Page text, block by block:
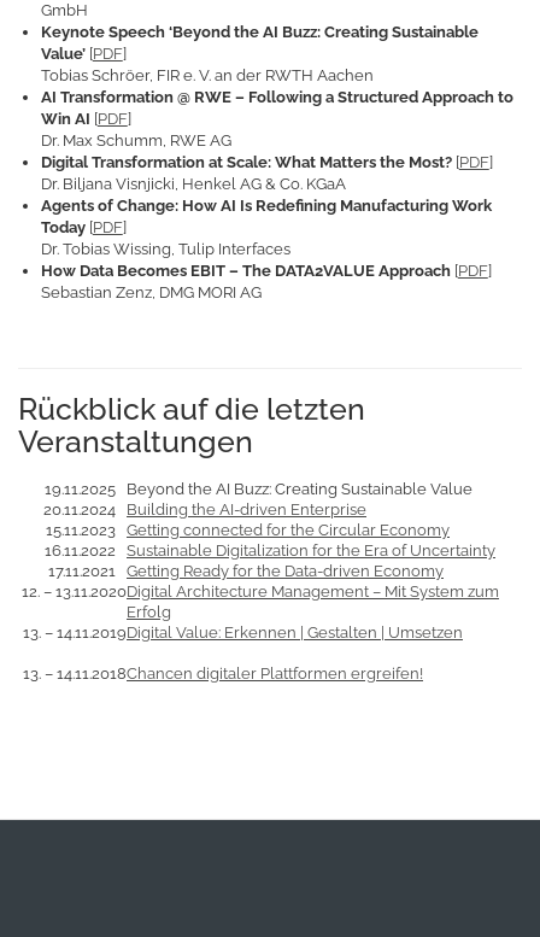
GmbH
Keynote Speech ‘Beyond the AI Buzz: Creating Sustainable
Value’[PDF]
Tobias Schröer, FIR e. V. an der RWTH Aachen
AI Transformation @ RWE – Following a Structured Approach to
Win AI [PDF]
Dr. Max Schumm, RWE AG
Digital Transformation at Scale: What Matters the Most?[PDF]
Dr. Biljana Visnjicki, Henkel AG & Co. KGaA
Agents of Change: How AI Is Redefining Manufacturing Work
Today[PDF]
Dr. Tobias Wissing, Tulip Interfaces
How Data Becomes EBIT – The DATA2VALUE Approach[PDF]
Sebastian Zenz, DMG MORI AG
Rückblick auf die letzten
Veranstaltungen
19.11.2025 Beyond the AI Buzz: Creating Sustainable Value
20.11.2024 Building the AI-driven Enterprise
15.11.2023 Getting connected for the Circular Economy
16.11.2022 Sustainable Digitalization for the Era of Uncertainty
17.11.2021 Getting Ready for the Data-driven Economy
12. – 13.11.2020Digital Architecture Management – Mit System zum
Erfolg
13. – 14.11.2019Digital Value: Erkennen | Gestalten | Umsetzen
13. – 14.11.2018Chancen digitaler Plattformen ergreifen!